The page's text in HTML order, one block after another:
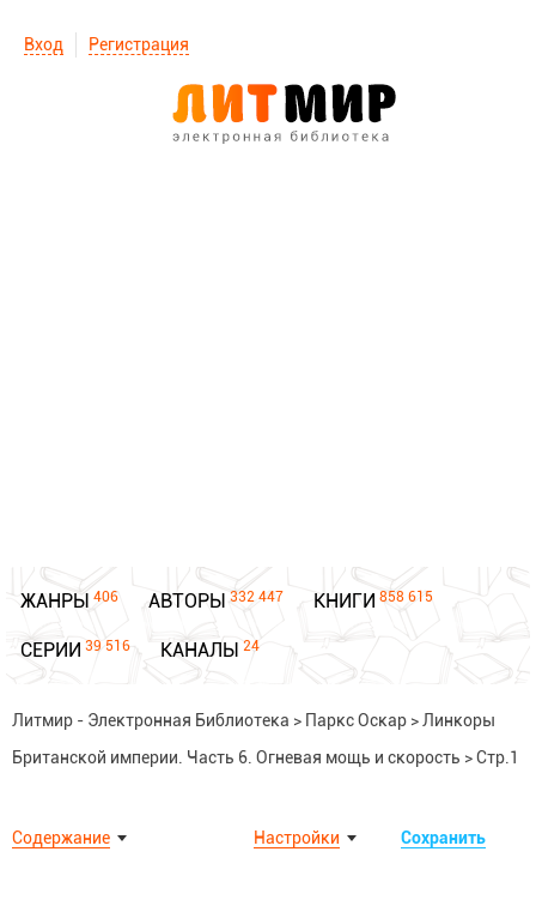
Вход Регистрация
ЖАНРЫ 406 АВТОРЫ 332 447 КНИГИ 858 615
СЕРИИ 39 516 КАНАЛЫ 24
Литмир - Электронная Библиотека > Паркс Оскар > Линкоры
Британской империи. Часть 6. Огневая мощь и скорость >Стр.1
Содержание Сохранить
Настройки